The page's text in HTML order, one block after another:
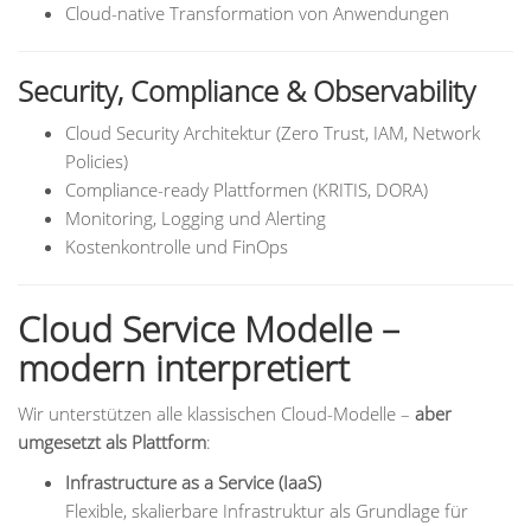
Cloud-native Transformation von Anwendungen
Security, Compliance & Observability
Cloud Security Architektur (Zero Trust, IAM, Network
Policies)
Compliance-ready Plattformen (KRITIS, DORA)
Monitoring, Logging und Alerting
Kostenkontrolle und FinOps
Cloud Service Modelle –
modern interpretiert
Wir unterstützen alle klassischen Cloud-Modelle – aber
umgesetzt als Plattform:
Infrastructure as a Service (IaaS)
Flexible, skalierbare Infrastruktur als Grundlage für